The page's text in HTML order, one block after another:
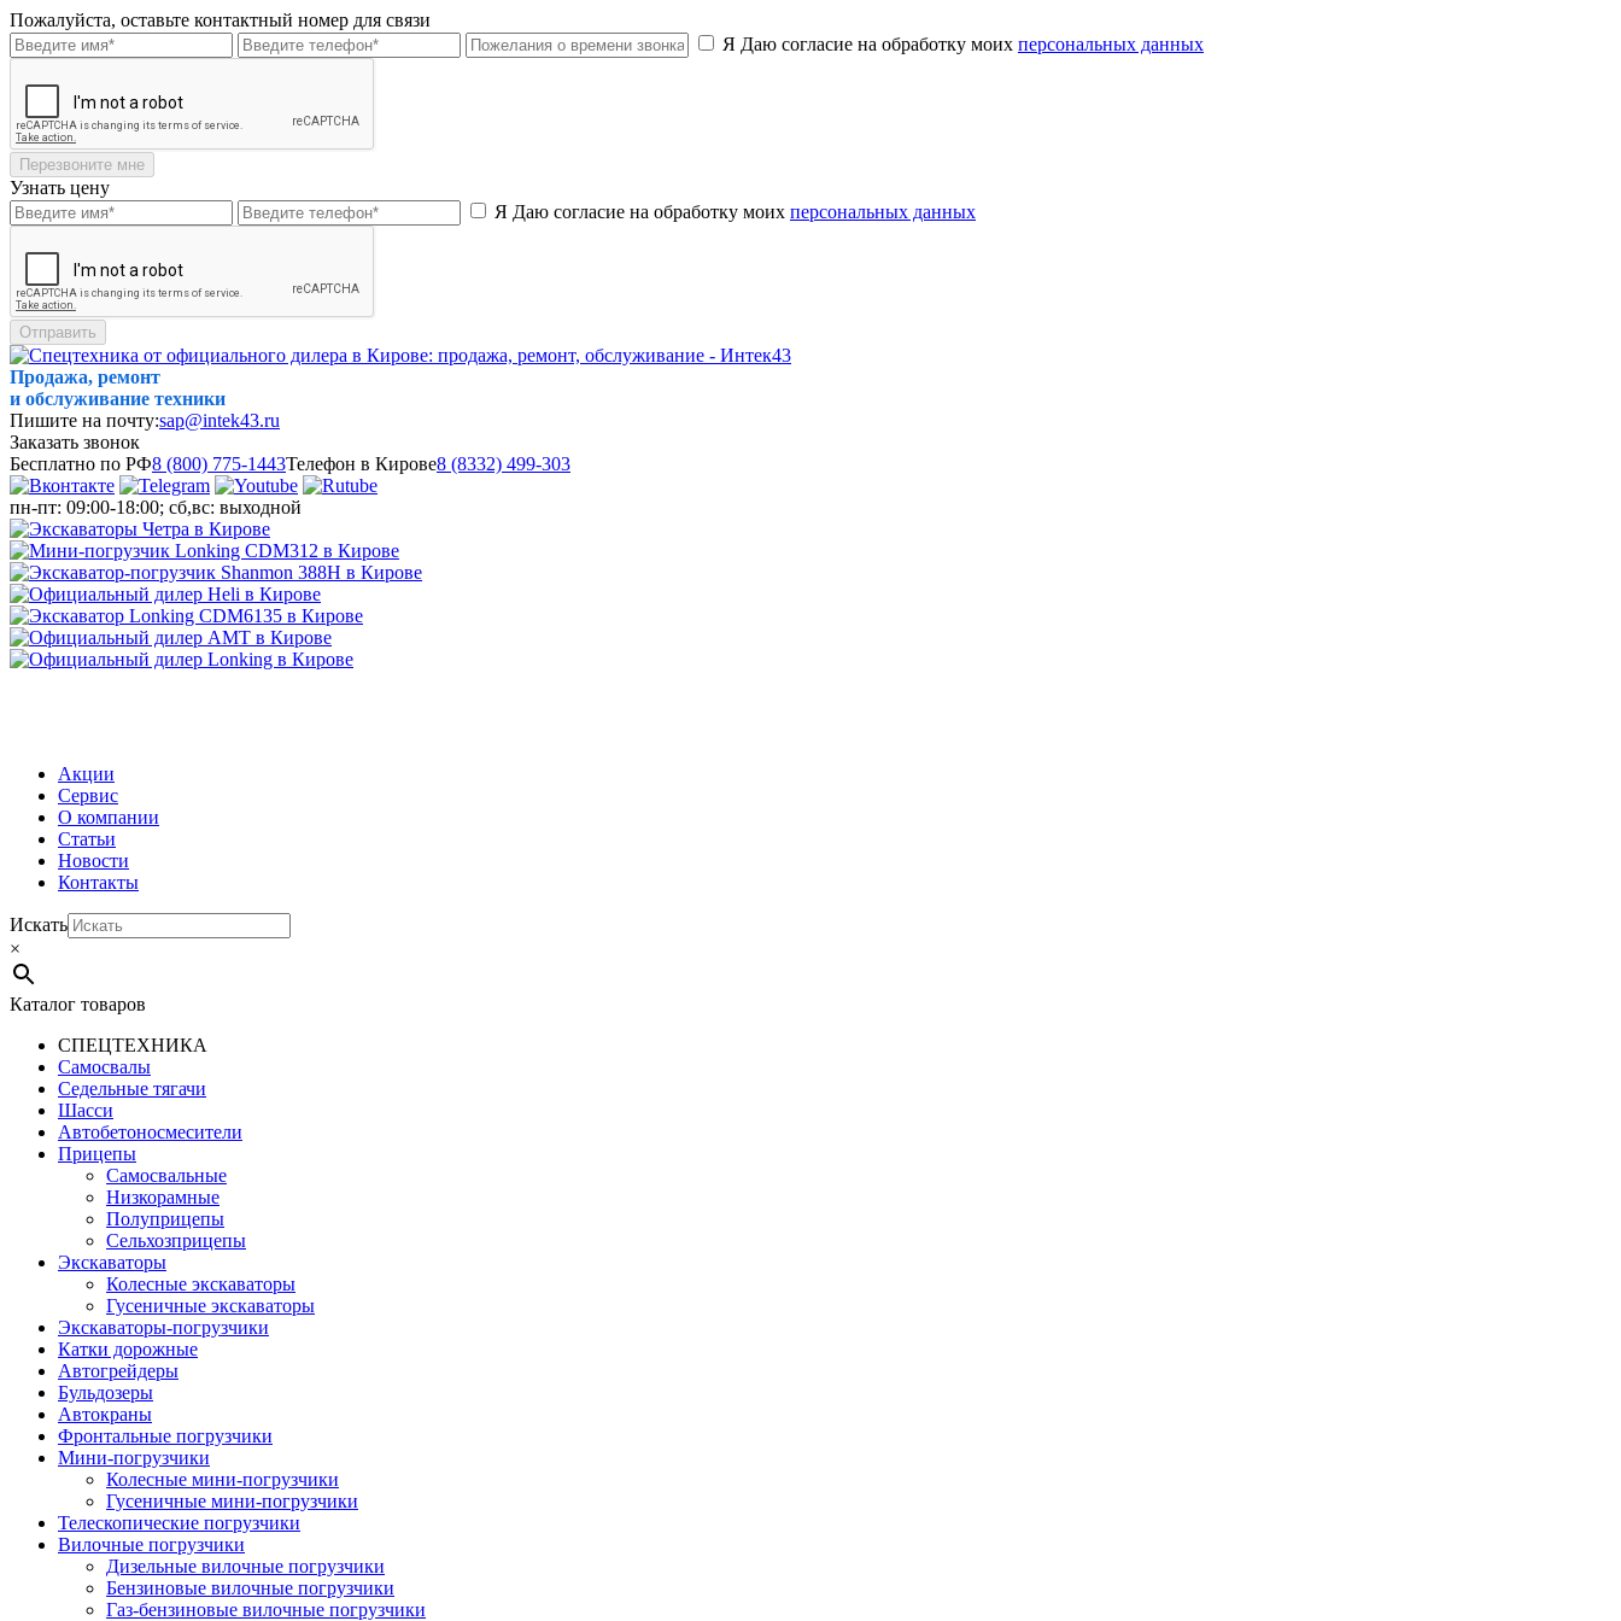
Пожалуйста, оставьте контактный номер для связи
Я Даю согласие на обработку моих персональных данных
Перезвоните мне
Узнать цену
Я Даю согласие на обработку моих персональных данных
Отправить
Продажа, ремонт
и обслуживание техники
Пишите на почту:sap@intek43.ru
Заказать звонок
Бесплатно по РФ8 (800) 775-1443Телефон в Кирове8 (8332) 499-303
пн-пт: 09:00-18:00; сб,вс: выходной
Акции
Сервис
О компании
Статьи
Новости
Контакты
Искать
×
Каталог товаров
СПЕЦТЕХНИКА
Самосвалы
Седельные тягачи
Шасси
Автобетоно­смесители
Прицепы
Самосвальные
Низкорамные
Полуприцепы
Сельхозприцепы
Экскаваторы
Колесные экскаваторы
Гусеничные экскаваторы
Экскаваторы-погрузчики
Катки дорожные
Автогрейдеры
Бульдозеры
Автокраны
Фронтальные погрузчики
Мини-погрузчики
Колесные мини-погрузчики
Гусеничные мини-погрузчики
Телескопические погрузчики
Вилочные погрузчики
Дизельные вилочные погрузчики
Бензиновые вилочные погрузчики
Газ-бензиновые вилочные погрузчики